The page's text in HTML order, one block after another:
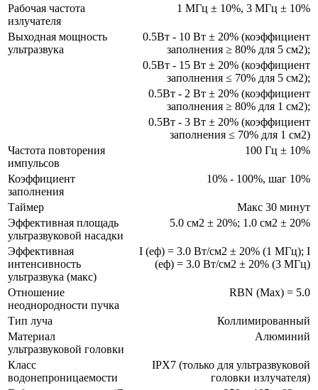
Рабочая частота
излучателя
1 МГц ± 10%, 3 МГц ± 10%
Выходная мощность
ультразвука
0.5Вт - 10 Вт ± 20% (коэффициент
заполнения ≥ 80% для 5 см2);
0.5Вт - 15 Вт ± 20% (коэффициент
заполнения ≤ 70% для 5 см2);
0.5Вт - 2 Вт ± 20% (коэффициент
заполнения ≥ 80% для 1 см2);
0.5Вт - 3 Вт ± 20% (коэффициент
заполнения ≤ 70% для 1 см2)
Частота повторения
импульсов
100 Гц ± 10%
Коэффициент
заполнения
10% - 100%, шаг 10%
Таймер
Макс 30 минут
Эффективная площадь
ультразвуковой насадки
5.0 см2 ± 20%; 1.0 см2 ± 20%
Эффективная
интенсивность
ультразвука (макс)
І (еф) = 3.0 Вт/см2 ± 20% (1 МГц); І
(еф) = 3.0 Вт/см2 ± 20% (3 МГц)
Отношение
неоднородности пучка
RBN (Max) = 5.0
Тип луча
Коллимированный
Материал
ультразвуковой головки
Алюминий
Класс
водонепроницаемости
IPX7 (только для ультразвуковой
головки излучателя)